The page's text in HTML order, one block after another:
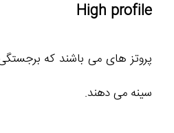
High profile
پروتز های می باشند که برجستگی
سینه می دهند.